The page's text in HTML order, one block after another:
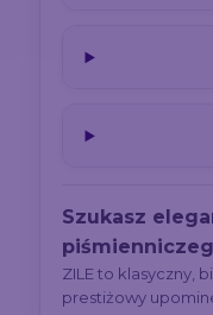
Szukasz
ZILE to klasyczny,
prestiżowy